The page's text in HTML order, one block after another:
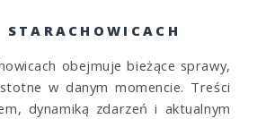
obejmuje bieżące sprawy,
w danym momencie. Treści
dynamiką zdarzeń i aktualnym